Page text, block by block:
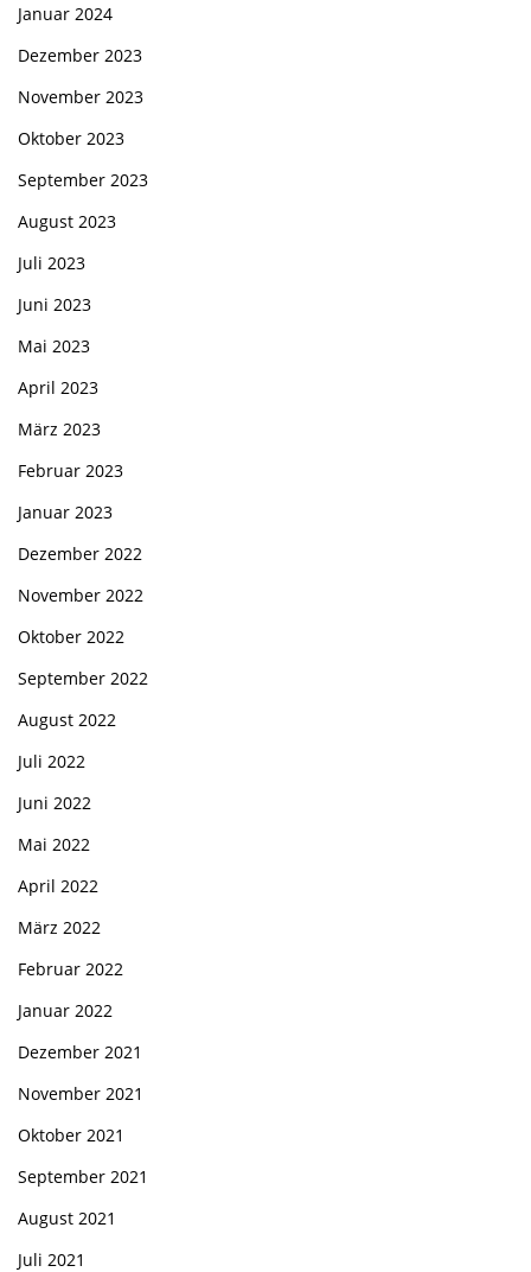
Januar 2024
Dezember 2023
November 2023
Oktober 2023
September 2023
August 2023
Juli 2023
Juni 2023
Mai 2023
April 2023
März 2023
Februar 2023
Januar 2023
Dezember 2022
November 2022
Oktober 2022
September 2022
August 2022
Juli 2022
Juni 2022
Mai 2022
April 2022
März 2022
Februar 2022
Januar 2022
Dezember 2021
November 2021
Oktober 2021
September 2021
August 2021
Juli 2021